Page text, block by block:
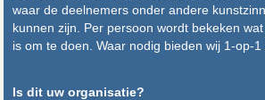
waar de deelnemers onder andere
kunnen zijn. Per persoon wordt bekeken
is om te doen. Waar nodig bieden wij 1-op-1
Is dit uw organisatie?